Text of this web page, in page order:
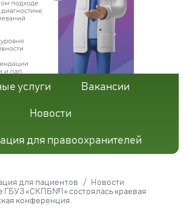
услуги Вакансии
Новости
для правоохранителей
для пациентов
Новости
ГБУЗ «СКПБ№1» состоялась краевая
конференция.